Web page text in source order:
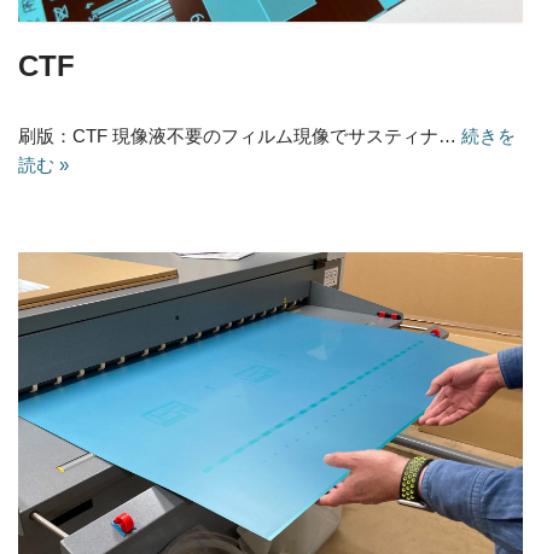
CTF
刷版：CTF 現像液不要のフィルム現像でサスティナ… 続きを
読む »